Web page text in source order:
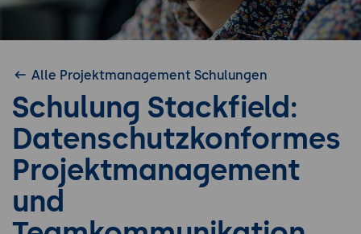
Alle Projektmanagement Schulungen
Schulung Stackfield:
Datenschutzkonformes
Projektmanagement
und